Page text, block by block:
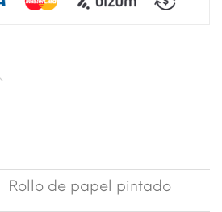
Rollo de papel pintado